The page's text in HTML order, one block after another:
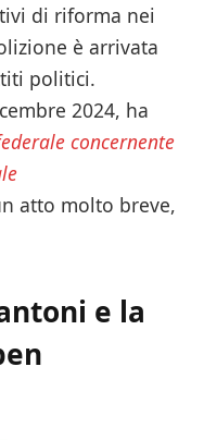
di riforma nei
è arrivata
politici.
2024, ha
concernente
atto molto breve,
e la